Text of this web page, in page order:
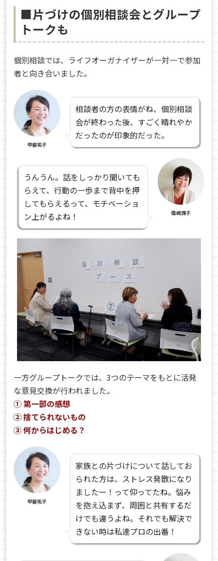
■片づけの個別相談会とグループ
トークも
個別相談では、ライフオーガナイザーが一対一で参加
者と向き合いました。
甲斐祐子
相談者の方の表情がね、個別相談
会が終わった後、すごく晴れやか
だったのが印象的だった。
うんうん。話をしっかり聞いても
らえて、行動の一歩まで背中を押
してもらえるって、モチベーショ
ン上がるよね！
篠崎潤子
一方グループトークでは、3つのテーマをもとに活発
な意見交換が行われました。
① 第一部の感想
② 捨てられないもの
③ 何からはじめる？
甲斐祐子
家族との片づけについて話してお
られた方は、ストレス発散になり
ましたー！って仰ってたね。悩み
を抱え込まず、周囲と共有するだ
けでも違うよね。それでも解決で
きない時は私達プロの出番！